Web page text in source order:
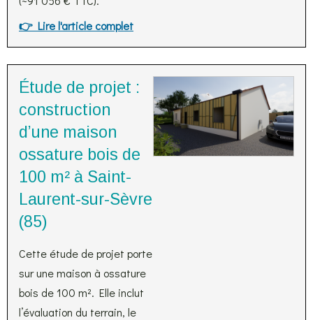
👉 Lire l'article complet
Étude de projet :
construction
d’une maison
ossature bois de
100 m² à Saint-
Laurent-sur-Sèvre
(85)
Cette étude de projet porte
sur une maison à ossature
bois de 100 m². Elle inclut
l’évaluation du terrain, le